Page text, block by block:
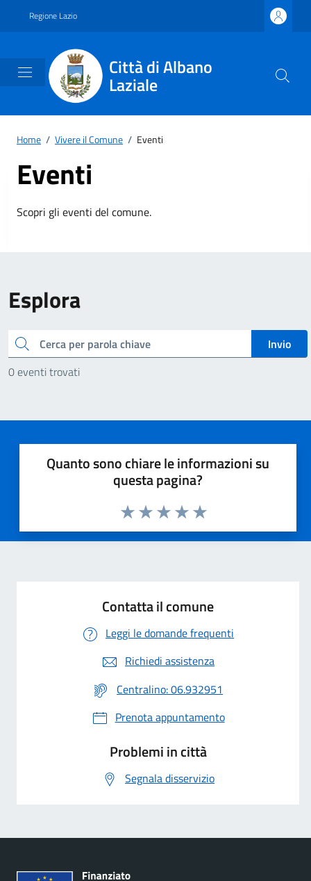
Regione Lazio
Città di Albano
Laziale
Home / Vivere il Comune / Eventi
Eventi
Scopri gli eventi del comune.
Esplora
Cerca
Invio
0 eventi trovati
Quanto sono chiare le informazioni su
questa pagina?
Valuta 5 stelle su 5
Valuta 4 stelle su 5
Valuta 3 stelle su 5
Valuta 2 stelle su 5
Valuta 1 stelle su 5
Contatta il comune
Leggi le domande frequenti
Richiedi assistenza
Centralino: 06.932951
Prenota appuntamento
Problemi in città
Segnala disservizio